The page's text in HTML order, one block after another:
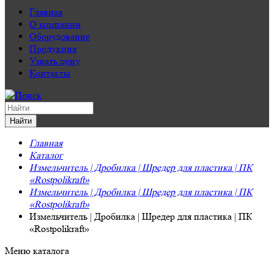
Главная
О компании
Оборудование
Продукция
Узнать цену
Контакты
Главная
Каталог
Измельчитель | Дробилка | Шредер для пластика | ПК
«Rostpolikraft»
Измельчитель | Дробилка | Шредер для пластика | ПК
«Rostpolikraft»
Измельчитель | Дробилка | Шредер для пластика | ПК
«Rostpolikraft»
Меню каталога